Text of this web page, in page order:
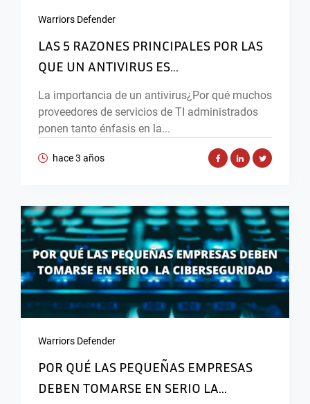
Warriors Defender
LAS 5 RAZONES PRINCIPALES POR LAS
QUE UN ANTIVIRUS ES...
La importancia de un antivirus¿Por qué muchos
proveedores de servicios de TI administrados
ponen tanto énfasis en la...
hace 3 años
Warriors Defender
POR QUÉ LAS PEQUEÑAS EMPRESAS
DEBEN TOMARSE EN SERIO LA...